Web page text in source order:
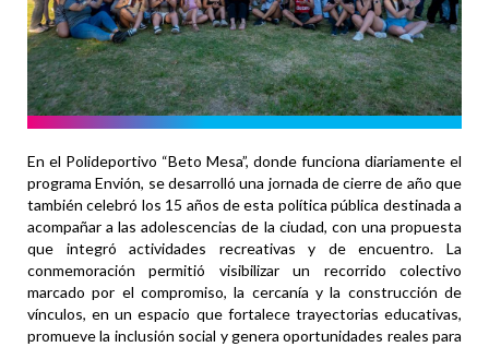
En el Polideportivo “Beto Mesa”, donde funciona diariamente el
programa Envión, se desarrolló una jornada de cierre de año que
también celebró los 15 años de esta política pública destinada a
acompañar a las adolescencias de la ciudad, con una propuesta
que integró actividades recreativas y de encuentro. La
conmemoración permitió visibilizar un recorrido colectivo
marcado por el compromiso, la cercanía y la construcción de
vínculos, en un espacio que fortalece trayectorias educativas,
promueve la inclusión social y genera oportunidades reales para